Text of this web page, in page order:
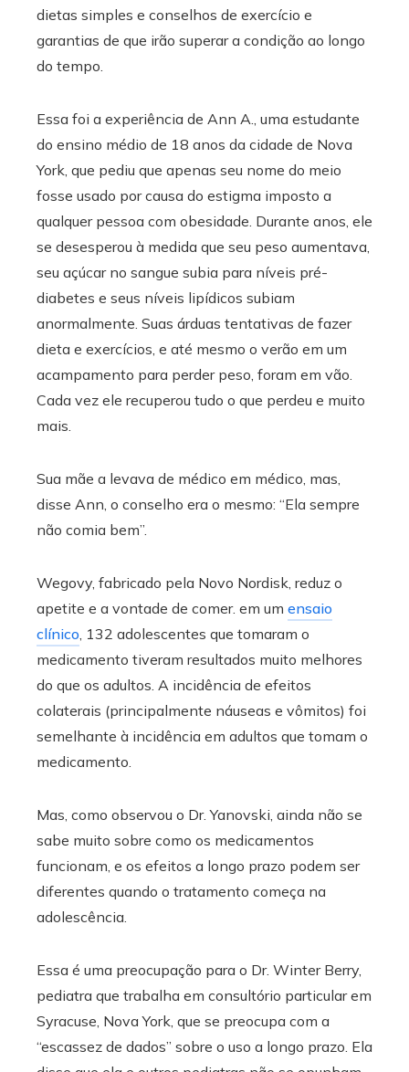
dietas simples e conselhos de exercício e
garantias de que irão superar a condição ao longo
do tempo.
Essa foi a experiência de Ann A., uma estudante
do ensino médio de 18 anos da cidade de Nova
York, que pediu que apenas seu nome do meio
fosse usado por causa do estigma imposto a
qualquer pessoa com obesidade. Durante anos, ele
se desesperou à medida que seu peso aumentava,
seu açúcar no sangue subia para níveis pré-
diabetes e seus níveis lipídicos subiam
anormalmente. Suas árduas tentativas de fazer
dieta e exercícios, e até mesmo o verão em um
acampamento para perder peso, foram em vão.
Cada vez ele recuperou tudo o que perdeu e muito
mais.
Sua mãe a levava de médico em médico, mas,
disse Ann, o conselho era o mesmo: “Ela sempre
não comia bem”.
Wegovy, fabricado pela Novo Nordisk, reduz o
apetite e a vontade de comer. em um ensaio
clínico, 132 adolescentes que tomaram o
medicamento tiveram resultados muito melhores
do que os adultos. A incidência de efeitos
colaterais (principalmente náuseas e vômitos) foi
semelhante à incidência em adultos que tomam o
medicamento.
Mas, como observou o Dr. Yanovski, ainda não se
sabe muito sobre como os medicamentos
funcionam, e os efeitos a longo prazo podem ser
diferentes quando o tratamento começa na
adolescência.
Essa é uma preocupação para o Dr. Winter Berry,
pediatra que trabalha em consultório particular em
Syracuse, Nova York, que se preocupa com a
“escassez de dados” sobre o uso a longo prazo. Ela